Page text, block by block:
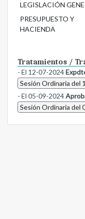
LEGISLACIÓN
PRESUPUESTO Y
HACIENDA
Tratamientos /
- El 12-07-2024
Sesión Ordinaria del
- El 05-09-2024
Sesión Ordinaria del